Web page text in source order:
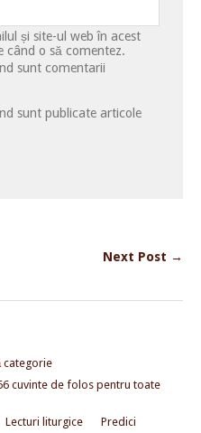
și site-ul web în acest
o să comentez.
sunt comentarii
sunt publicate articole
Next Post →
categorie
cuvinte de folos pentru toate
Lecturi liturgice
Predici